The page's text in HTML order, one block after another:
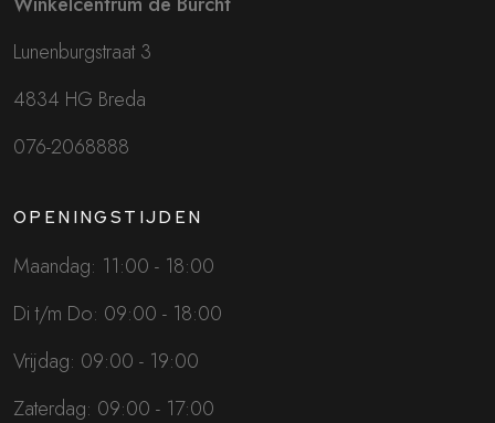
Lunenburgstraat 3
4834 HG Breda
076-2068888
OPENINGSTIJDEN
Maandag: 11:00 - 18:00
Di t/m Do: 09:00 - 18:00
Vrijdag: 09:00 - 19:00
Zaterdag: 09:00 - 17:00